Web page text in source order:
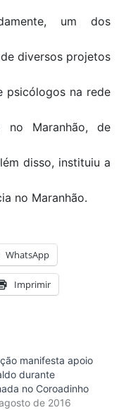
um dos
diversos projetos
psicólogos na rede
no Maranhão, de
disso, instituiu a
no Maranhão.
WhatsApp
Imprimir
manifesta apoio
durante
no Coroadinho
de 2016